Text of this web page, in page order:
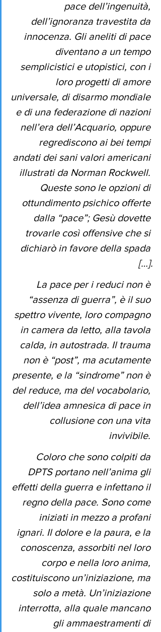
pace dell’ingenuità,
dell’ignoranza travestita da
innocenza. Gli aneliti di pace
diventano a un tempo
semplicistici e utopistici, con i
loro progetti di amore
universale, di disarmo mondiale
e di una federazione di nazioni
nell’era dell’Acquario, oppure
regrediscono ai bei tempi
andati dei sani valori americani
illustrati da Norman Rockwell.
Queste sono le opzioni di
ottundimento psichico offerte
dalla “pace”; Gesù dovette
trovarle così offensive che si
dichiarò in favore della spada
[…].
La pace per i reduci non è
“assenza di guerra”, è il suo
spettro vivente, loro compagno
in camera da letto, alla tavola
calda, in autostrada. Il trauma
non è “post”, ma acutamente
presente, e la “sindrome” non è
del reduce, ma del vocabolario,
dell’idea amnesica di pace in
collusione con una vita
invivibile.
Coloro che sono colpiti da
DPTS portano nell’anima gli
effetti della guerra e infettano il
regno della pace. Sono come
iniziati in mezzo a profani
ignari. Il dolore e la paura, e la
conoscenza, assorbiti nel loro
corpo e nella loro anima,
costituiscono un’iniziazione, ma
solo a metà. Un’iniziazione
interrotta, alla quale mancano
gli ammaestramenti di